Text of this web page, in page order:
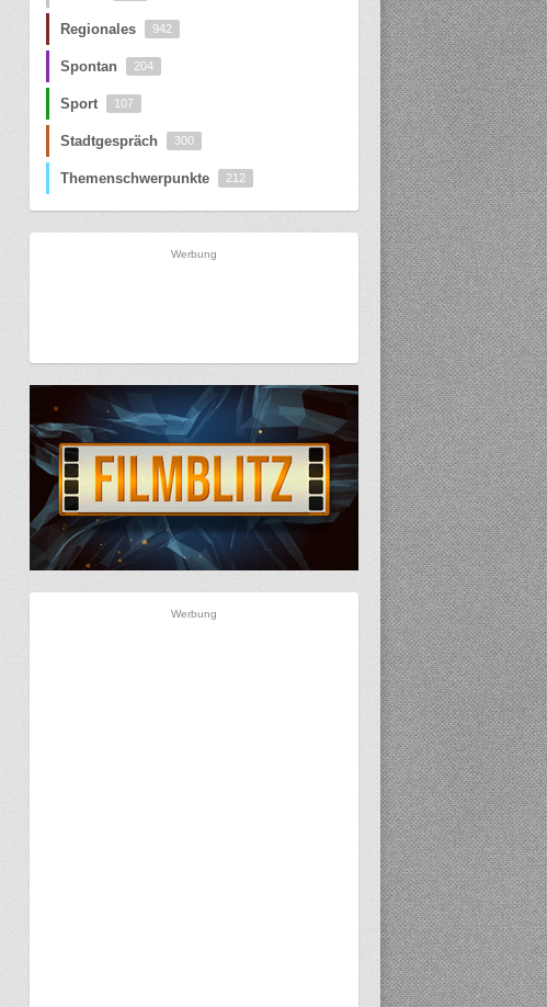
Regionales 942
Spontan 204
Sport 107
Stadtgespräch 300
Themenschwerpunkte 212
Werbung
Werbung